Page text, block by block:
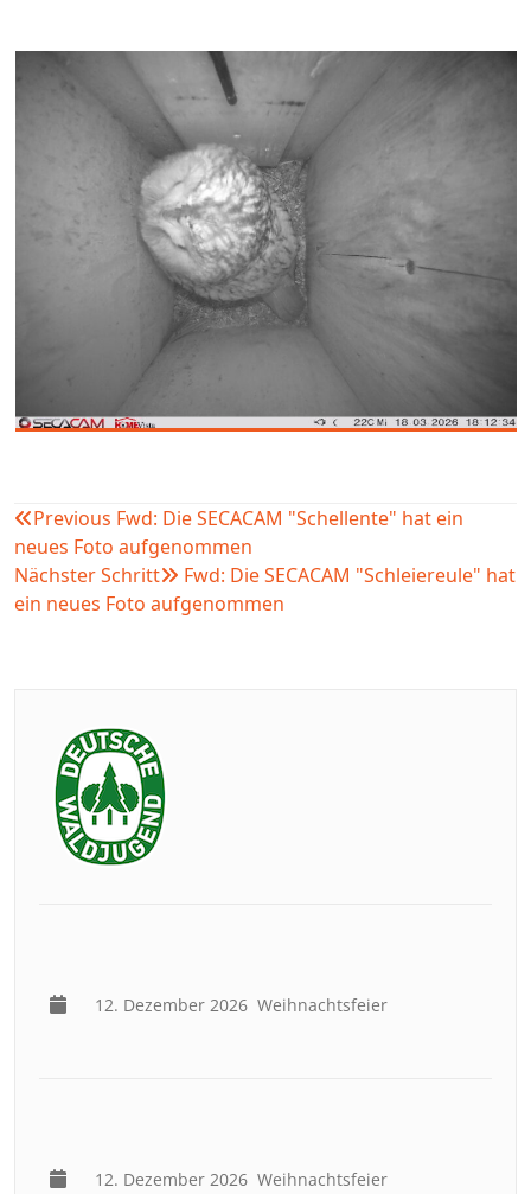
Beitragsnavigation
Previous Fwd: Die SECACAM "Schellente" hat ein
neues Foto aufgenommen
Nächster Schritt
Fwd: Die SECACAM "Schleiereule" hat
ein neues Foto aufgenommen
12. Dezember 2026 Weihnachtsfeier
12. Dezember 2026 Weihnachtsfeier